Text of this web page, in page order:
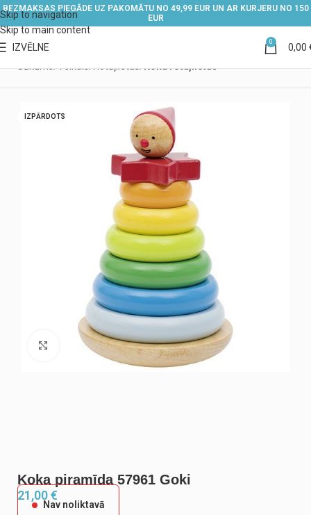
Skip to navigation
Skip to main content
BEZMAKSAS PIEGĀDE UZ PAKOMĀTU NO 49,99 EUR UN AR KURJERU NO 150
EUR
IZVĒLNE 0 0,00
IZPĀRDOTS
Noklikšķiniet, lai palielinātu
Koka piramīda 57961 Goki
21,00€
Nav noliktavā